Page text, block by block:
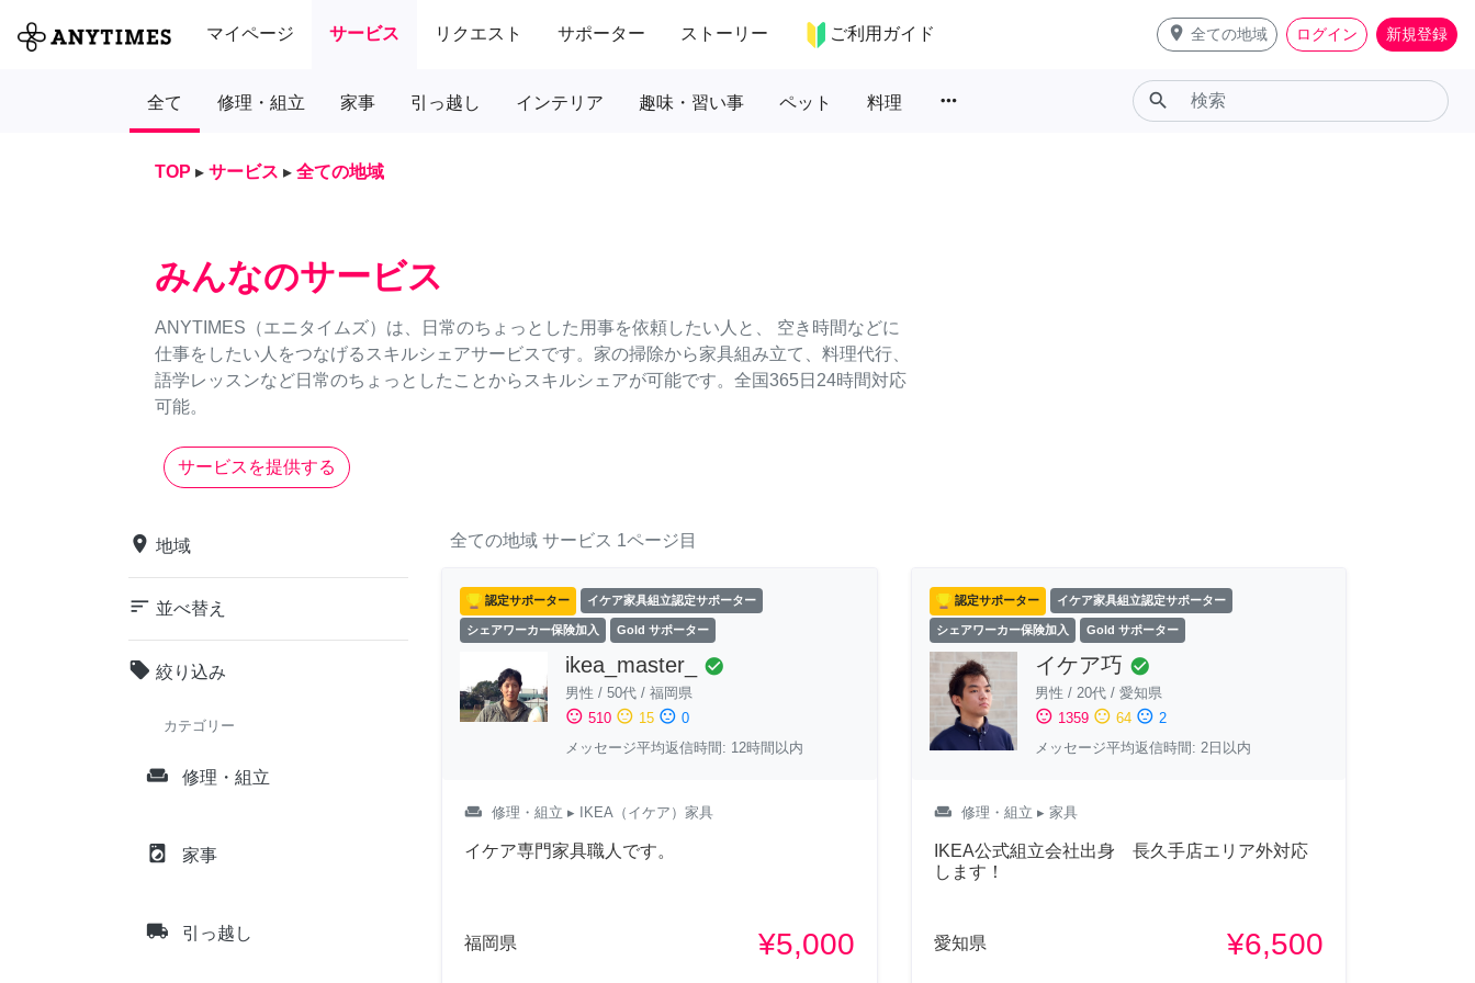
マイページ サービス リクエスト サポーター ストーリー ご利用ガイド place 全ての地域 ログイン 新規登録
全て 修理・組立 家事 引っ越し インテリア 趣味・習い事 ペット 料理 more_horiz search
TOP ▸ サービス ▸ 全ての地域
みんなのサービス
ANYTIMES（エニタイムズ）は、日常のちょっとした用事を依頼したい人と、 空き時間などに
仕事をしたい人をつなげるスキルシェアサービスです。家の掃除から家具組み立て、料理代行、
語学レッスンなど日常のちょっとしたことからスキルシェアが可能です。全国365日24時間対応
可能。
サービスを提供する
place 地域
sort 並べ替え
local_offer 絞り込み
カテゴリー
weekend 修理・組立
local_laundry_service 家事
local_shipping 引っ越し
全ての地域 サービス 1ページ目
認定サポーター イケア家具組立認定サポーター
シェアワーカー保険加入 Gold サポーター
ikea_master_ check_circle
男性 / 50代 / 福岡県
sentiment_satisfied 510 sentiment_neutral 15 sentiment_dissatisfied 0
メッセージ平均返信時間: 12時間以内
weekend 修理・組立 ▸ IKEA（イケア）家具
イケア専門家具職人です。
福岡県 ¥5,000
認定サポーター イケア家具組立認定サポーター
シェアワーカー保険加入 Gold サポーター
イケア巧 check_circle
男性 / 20代/ 愛知県
sentiment_satisfied 1359 sentiment_neutral 64 sentiment_dissatisfied 2
メッセージ平均返信時間: 2日以内
weekend 修理・組立 ▸ 家具
IKEA公式組立会社出身 長久手店エリア外対応
します！
愛知県 ¥6,500